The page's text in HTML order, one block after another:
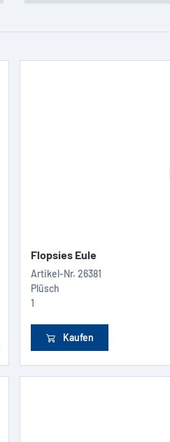
Flopsies Eule
Artikel-Nr. 26381
Plüsch
1
Kaufen